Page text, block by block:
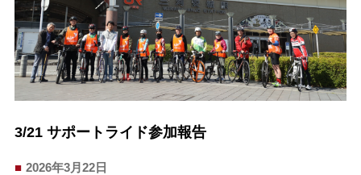
3/21 サポートライド参加報告
2026年3月22日